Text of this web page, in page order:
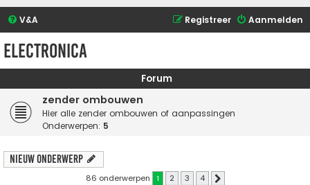
V&A Aanmelden
Registreer
Electronica
Forum
zender ombouwen
Hier alle zender ombouwen of aanpassingen
Onderwerpen: 5
Nieuw onderwerp
86 onderwerpen 1 2 3 4